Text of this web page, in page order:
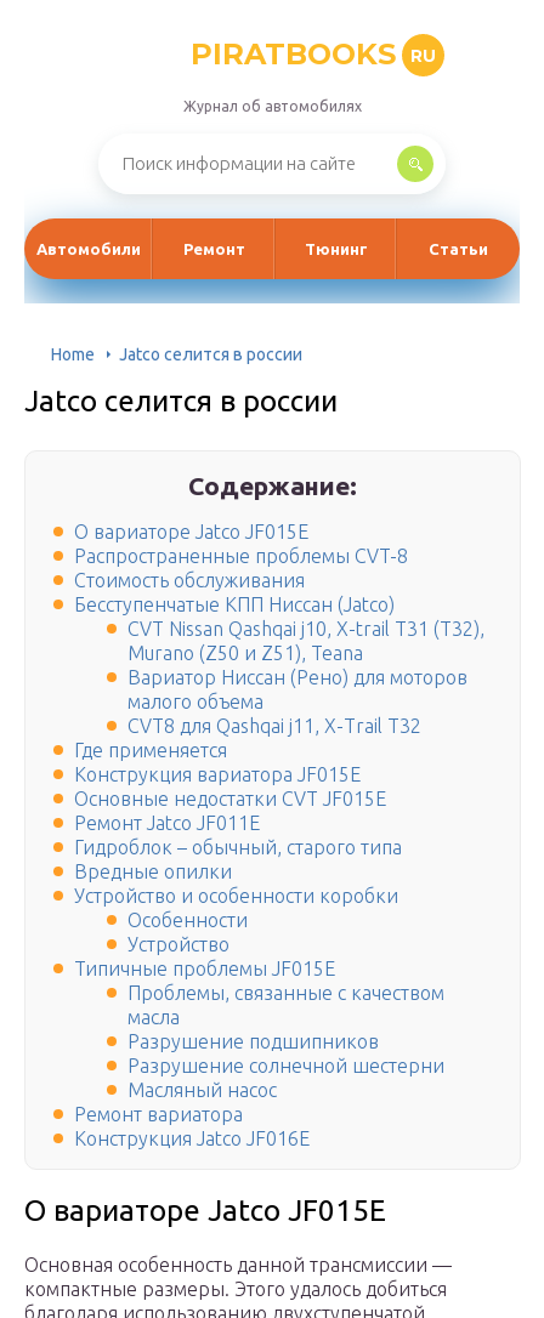
PIRATBOOKS RU
Журнал об автомобилях
Автомобили Ремонт Тюнинг Статьи
Home Jatco селится в россии
Jatco селится в россии
Содержание:
О вариаторе Jatco JF015E
Распространенные проблемы CVT-8
Стоимость обслуживания
Бесступенчатые КПП Ниссан (Jatco)
CVT Nissan Qashqai j10, X-trail T31 (T32),
Murano (Z50 и Z51), Teana
Вариатор Ниссан (Рено) для моторов
малого объема
CVT8 для Qashqai j11, Х-Trail T32
Где применяется
Конструкция вариатора JF015E
Основные недостатки CVT JF015E
Ремонт Jatco JF011E
Гидроблок – обычный, старого типа
Вредные опилки
Устройство и особенности коробки
Особенности
Устройство
Типичные проблемы JF015E
Проблемы, связанные с качеством
масла
Разрушение подшипников
Разрушение солнечной шестерни
Масляный насос
Ремонт вариатора
Конструкция Jatco JF016E
О вариаторе Jatco JF015E
Основная особенность данной трансмиссии —
компактные размеры. Этого удалось добиться
благодаря использованию двухступенчатой